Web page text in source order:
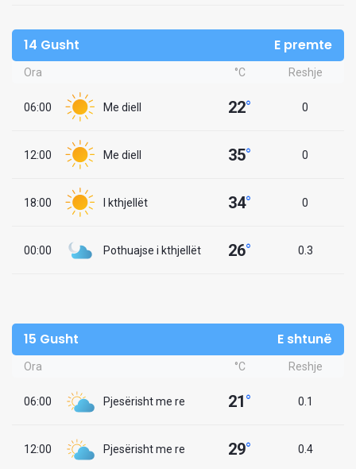
14 Gusht E premte
Ora °C Reshje
06:00 Me diell 22° 0
12:00 Me diell 35° 0
18:00 I kthjellët 34° 0
00:00 Pothuajse i kthjellët 26° 0.3
15 Gusht E shtunë
Ora °C Reshje
06:00 Pjesërisht me re 21° 0.1
12:00 Pjesërisht me re 29° 0.4